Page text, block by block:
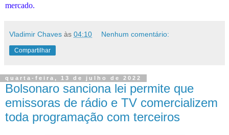
mercado.
Vladimir Chaves às 04:10 Nenhum comentário:
Compartilhar
quarta-feira, 13 de julho de 2022
Bolsonaro sanciona lei permite que
emissoras de rádio e TV comercializem
toda programação com terceiros